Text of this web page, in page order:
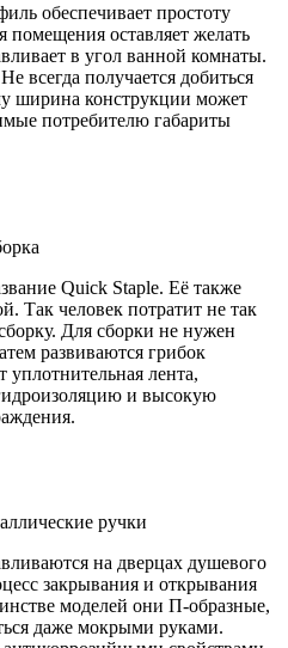
обеспечивает простоту
помещения оставляет желать
в угол ванной комнаты.
всегда получается добиться
ширина конструкции может
потребителю габариты
Quick Staple. Её также
Так человек потратит не так
Для сборки не нужен
развиваются грибок
уплотнительная лента,
и высокую
ручки
на дверцах душевого
закрывания и открывания
моделей они П-образные,
даже мокрыми руками.